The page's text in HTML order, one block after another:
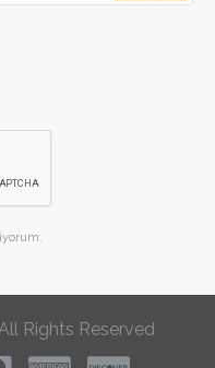
Rights Reserved